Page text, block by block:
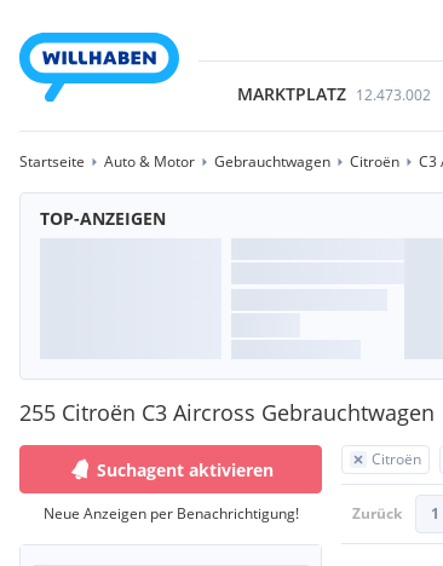
MARKTPLATZ 12.473.002
Startseite Auto & Motor Gebrauchtwagen Citroën C3
TOP-ANZEIGEN
255 Citroën C3 Aircross Gebrauchtwagen
Citroën
Zurück 1
Suchagent aktivieren
Neue Anzeigen per Benachrichtigung!